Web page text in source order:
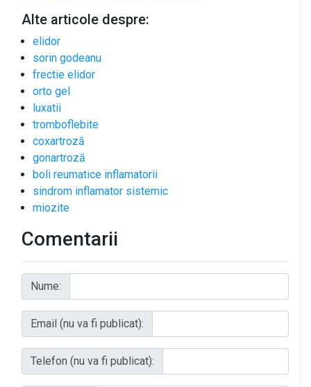
Alte articole despre:
elidor
sorin godeanu
frectie elidor
orto gel
luxatii
tromboflebite
coxartroză
gonartroză
boli reumatice inflamatorii
sindrom inflamator sistemic
miozite
Comentarii
Nume:
Email (nu va fi publicat):
Telefon (nu va fi publicat):